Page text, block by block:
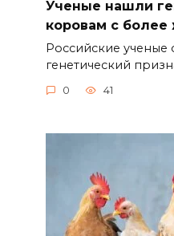
Ученые нашли
коровам с
Российские
генетический
0 41